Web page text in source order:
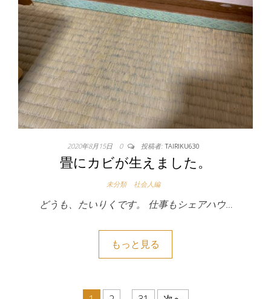
2020年8月15日 0 投稿者: TAIRIKU630
畳にカビが生えました。
未分類 社会人編
どうも、たいりくです。 仕事もシェアハウ…
もっと見る